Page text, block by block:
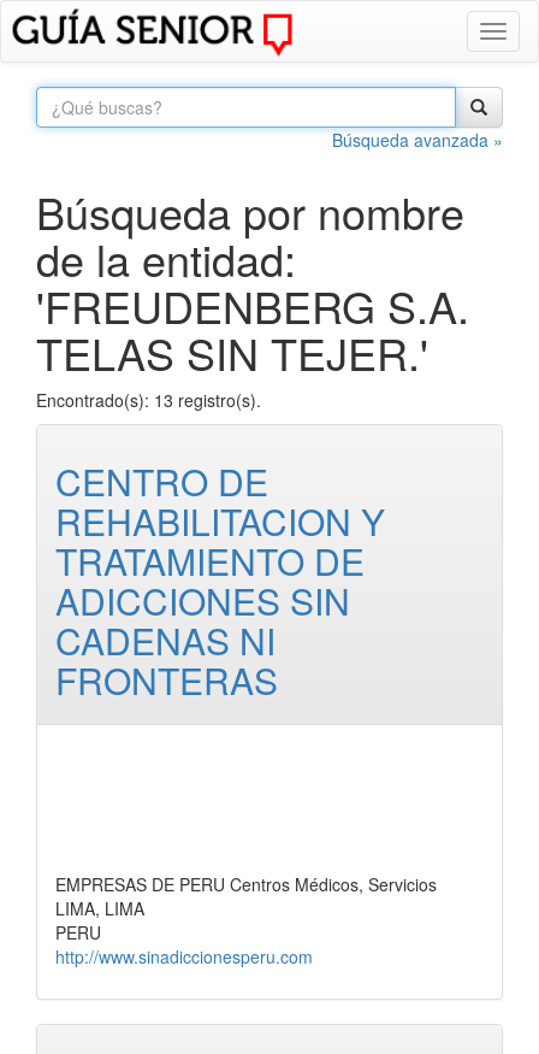
Búsqueda avanzada »
Búsqueda por nombre
de la entidad:
'FREUDENBERG S.A.
TELAS SIN TEJER.'
Encontrado(s): 13 registro(s).
CENTRO DE
REHABILITACION Y
TRATAMIENTO DE
ADICCIONES SIN
CADENAS NI
FRONTERAS
EMPRESAS DE PERU Centros Médicos, Servicios
LIMA, LIMA
PERU
http://www.sinadiccionesperu.com